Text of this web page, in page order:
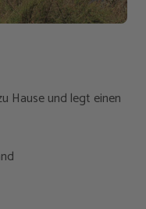
Hause und legt einen